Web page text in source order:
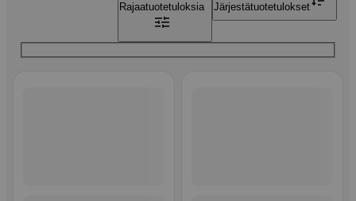
Rajaatuotetuloksia Järjestätuotetulokset